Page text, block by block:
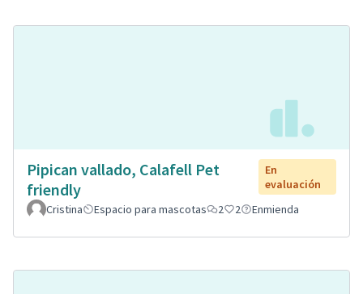
Pipican vallado, Calafell Pet
friendly
En
evaluación
Cristina
Espacio para mascotas 2 2 Enmienda